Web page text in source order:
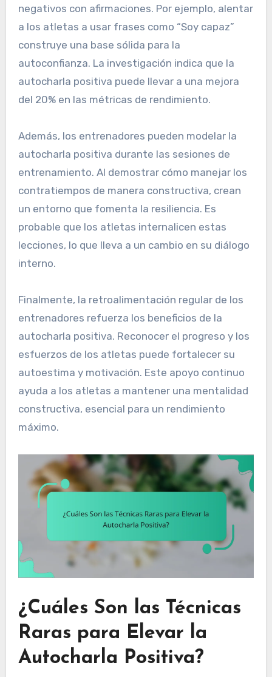
negativos con afirmaciones. Por ejemplo, alentar
a los atletas a usar frases como “Soy capaz”
construye una base sólida para la
autoconfianza. La investigación indica que la
autocharla positiva puede llevar a una mejora
del 20% en las métricas de rendimiento.
Además, los entrenadores pueden modelar la
autocharla positiva durante las sesiones de
entrenamiento. Al demostrar cómo manejar los
contratiempos de manera constructiva, crean
un entorno que fomenta la resiliencia. Es
probable que los atletas internalicen estas
lecciones, lo que lleva a un cambio en su diálogo
interno.
Finalmente, la retroalimentación regular de los
entrenadores refuerza los beneficios de la
autocharla positiva. Reconocer el progreso y los
esfuerzos de los atletas puede fortalecer su
autoestima y motivación. Este apoyo continuo
ayuda a los atletas a mantener una mentalidad
constructiva, esencial para un rendimiento
máximo.
¿Cuáles Son las Técnicas
Raras para Elevar la
Autocharla Positiva?